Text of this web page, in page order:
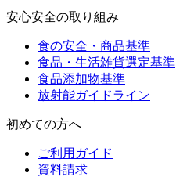
安心安全の取り組み
食の安全・商品基準
食品・生活雑貨選定基準
食品添加物基準
放射能ガイドライン
初めての方へ
ご利用ガイド
資料請求